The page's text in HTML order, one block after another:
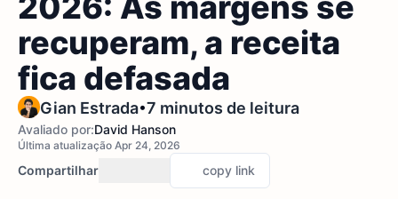
recuperam, a receita
fica defasada
Gian Estrada•7 minutos de leitura
Avaliado por:David Hanson
Última atualização Apr 24, 2026
Compartilhar copy link